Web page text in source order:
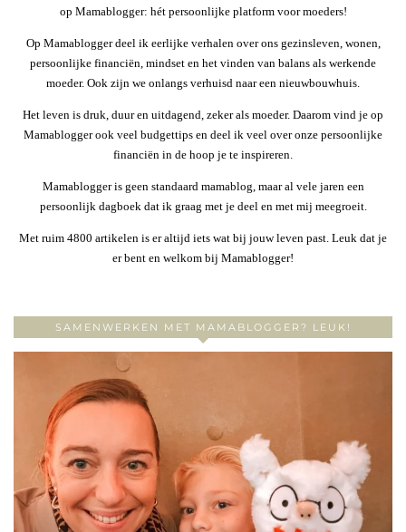
op Mamablogger: hét persoonlijke platform voor moeders!
Op Mamablogger deel ik eerlijke verhalen over ons gezinsleven, wonen,
persoonlijke financiën, mindset en het vinden van balans als werkende
moeder. Ook zijn we onlangs verhuisd naar een nieuwbouwhuis.
Het leven is druk, duur en uitdagend, zeker als moeder. Daarom vind je op
Mamablogger ook veel budgettips en deel ik veel over onze persoonlijke
financiën in de hoop je te inspireren.
Mamablogger is geen standaard mamablog, maar al vele jaren een
persoonlijk dagboek dat ik graag met je deel en met mij meegroeit.
Met ruim 4800 artikelen is er altijd iets wat bij jouw leven past. Leuk dat je
er bent en welkom bij Mamablogger!
SAMENWERKEN MET MAMABLOGGER? LEUK!